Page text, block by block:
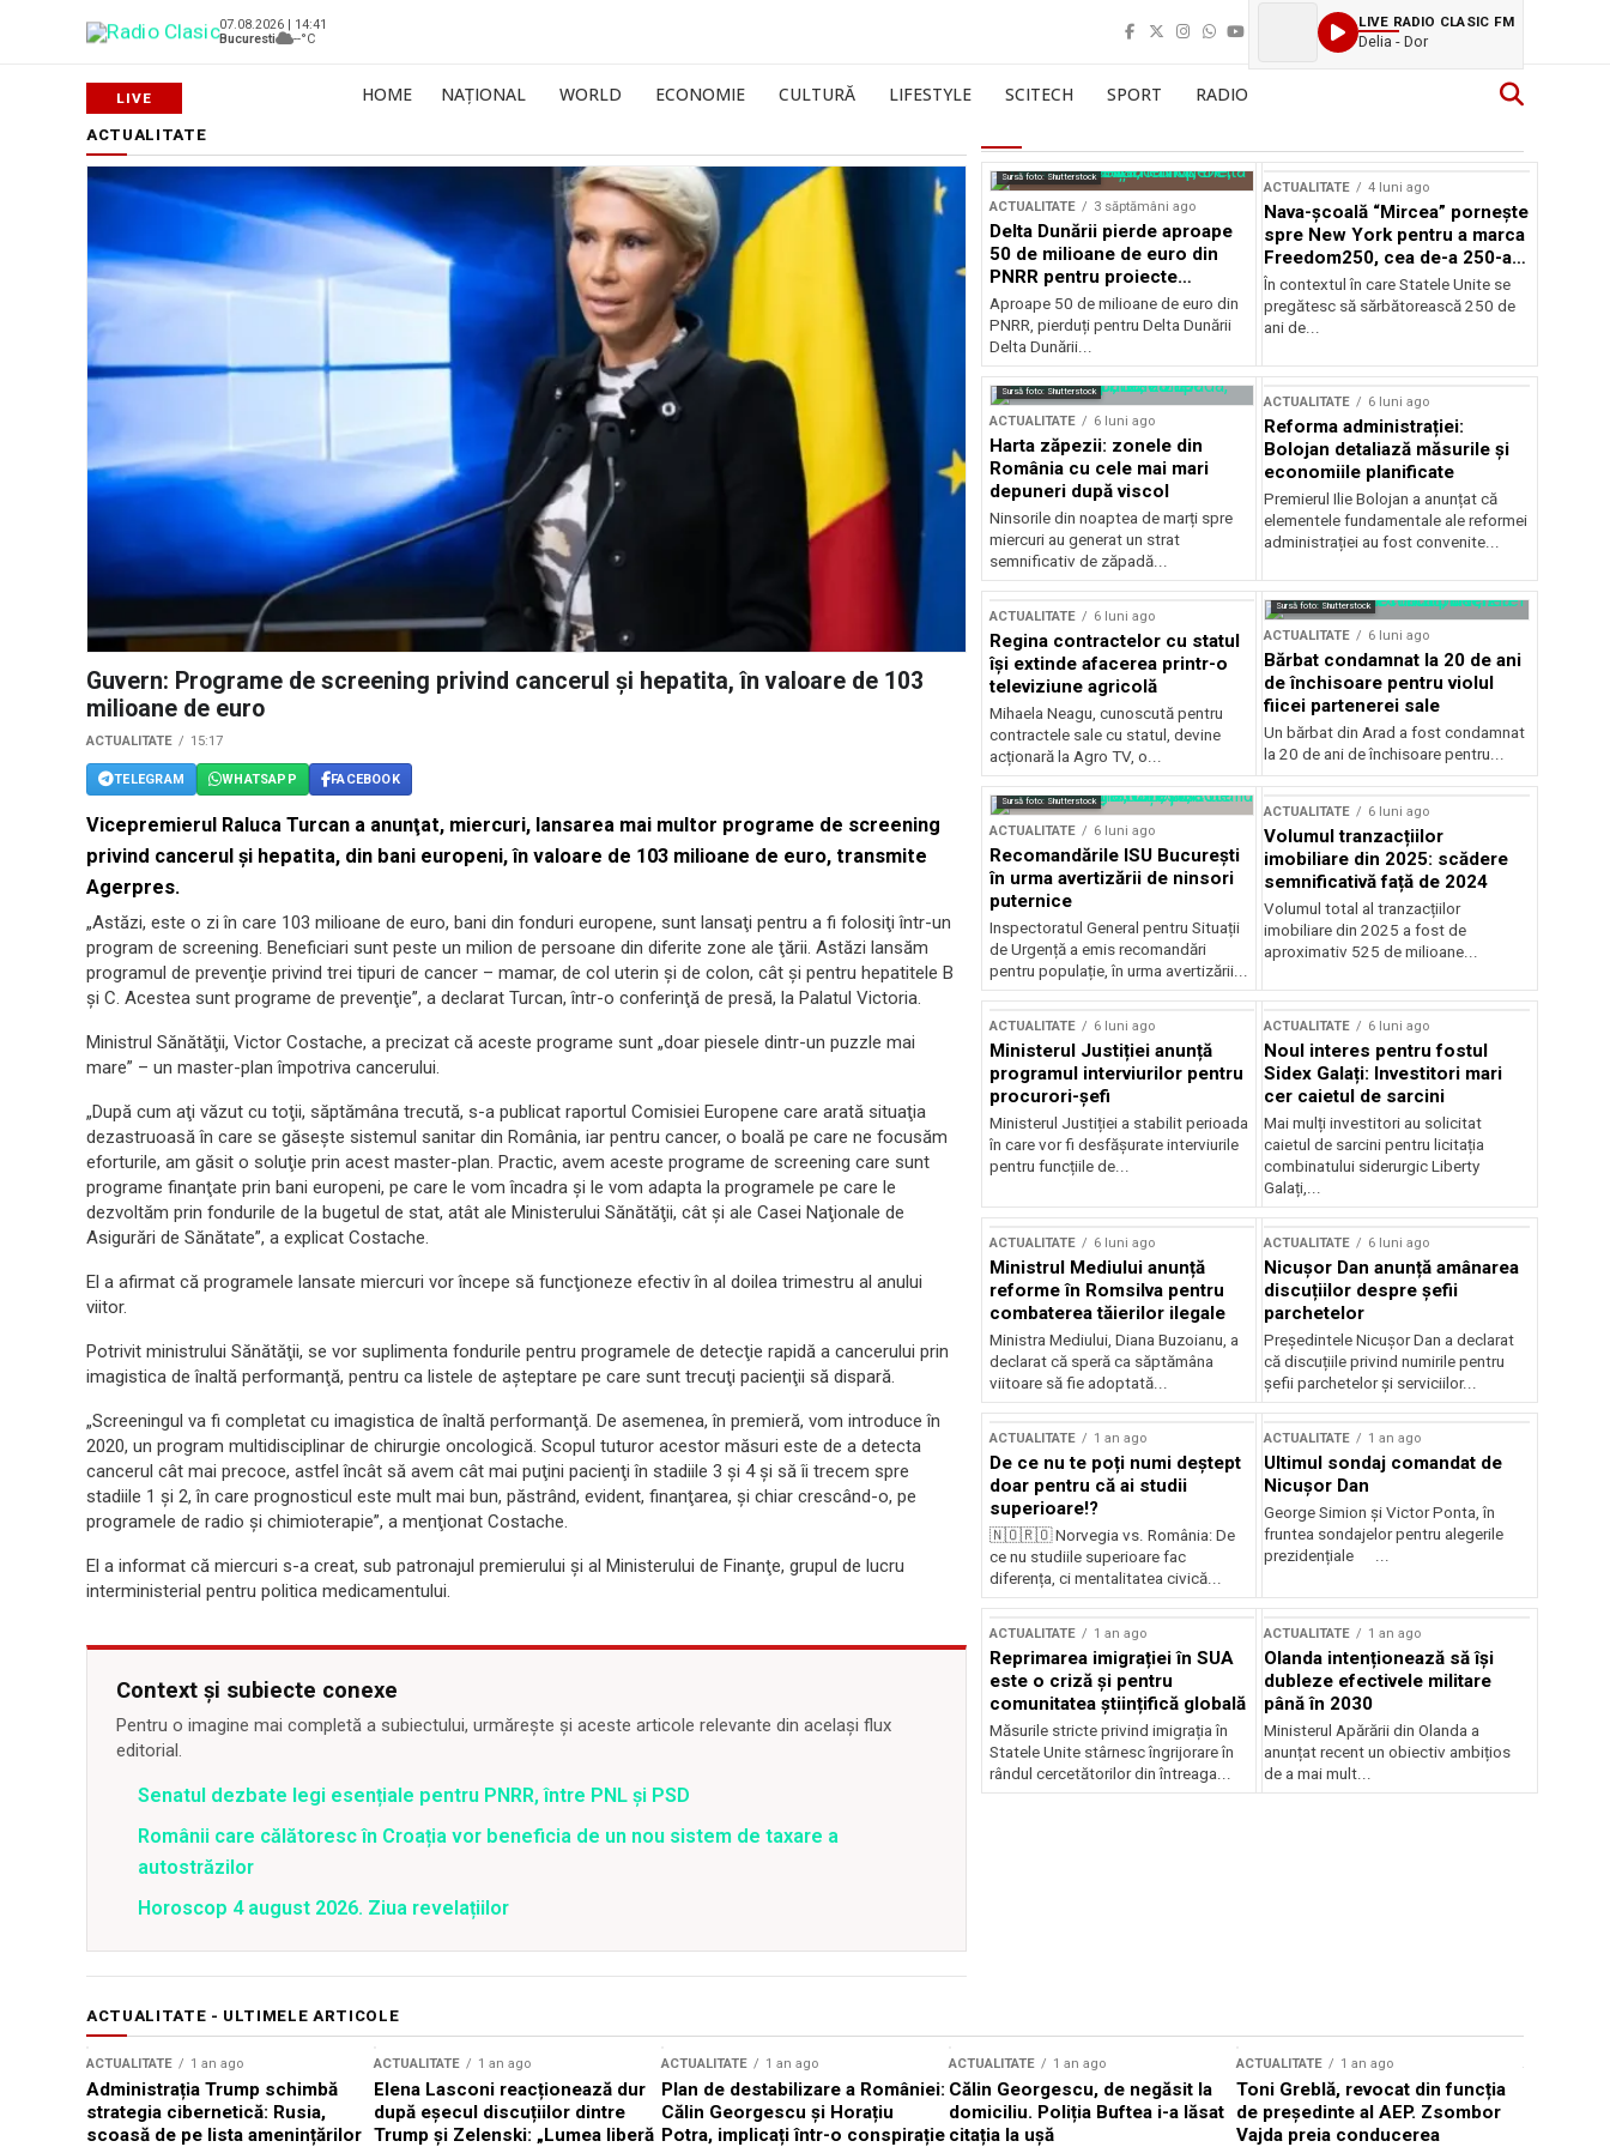
07.08.2026 | 14:41
Bucuresti
--°C
LIVE RADIO CLASIC FM
Delia - Dor
HOME NAȚIONAL WORLD ECONOMIE CULTURĂ LIFESTYLE SCITECH SPORT RADIO
ACTUALITATE
Guvern: Programe de screening privind cancerul şi hepatita, în valoare de 103
milioane de euro
ACTUALITATE 15:17
TELEGRAM WHATSAPP FACEBOOK
Vicepremierul Raluca Turcan a anunţat, miercuri, lansarea mai multor programe de screening
privind cancerul şi hepatita, din bani europeni, în valoare de 103 milioane de euro, transmite
Agerpres.
„Astăzi, este o zi în care 103 milioane de euro, bani din fonduri europene, sunt lansaţi pentru a fi folosiţi într-un
program de screening. Beneficiari sunt peste un milion de persoane din diferite zone ale ţării. Astăzi lansăm
programul de prevenţie privind trei tipuri de cancer – mamar, de col uterin şi de colon, cât şi pentru hepatitele B
şi C. Acestea sunt programe de prevenţie”, a declarat Turcan, într-o conferinţă de presă, la Palatul Victoria.
Ministrul Sănătăţii, Victor Costache, a precizat că aceste programe sunt „doar piesele dintr-un puzzle mai
mare” – un master-plan împotriva cancerului.
„După cum aţi văzut cu toţii, săptămâna trecută, s-a publicat raportul Comisiei Europene care arată situaţia
dezastruoasă în care se găseşte sistemul sanitar din România, iar pentru cancer, o boală pe care ne focusăm
eforturile, am găsit o soluţie prin acest master-plan. Practic, avem aceste programe de screening care sunt
programe finanţate prin bani europeni, pe care le vom încadra şi le vom adapta la programele pe care le
dezvoltăm prin fondurile de la bugetul de stat, atât ale Ministerului Sănătăţii, cât şi ale Casei Naţionale de
Asigurări de Sănătate”, a explicat Costache.
El a afirmat că programele lansate miercuri vor începe să funcţioneze efectiv în al doilea trimestru al anului
viitor.
Potrivit ministrului Sănătăţii, se vor suplimenta fondurile pentru programele de detecţie rapidă a cancerului prin
imagistica de înaltă performanţă, pentru ca listele de aşteptare pe care sunt trecuţi pacienţii să dispară.
„Screeningul va fi completat cu imagistica de înaltă performanţă. De asemenea, în premieră, vom introduce în
2020, un program multidisciplinar de chirurgie oncologică. Scopul tuturor acestor măsuri este de a detecta
cancerul cât mai precoce, astfel încât să avem cât mai puţini pacienţi în stadiile 3 şi 4 şi să îi trecem spre
stadiile 1 şi 2, în care prognosticul este mult mai bun, păstrând, evident, finanţarea, şi chiar crescând-o, pe
programele de radio şi chimioterapie”, a menţionat Costache.
El a informat că miercuri s-a creat, sub patronajul premierului şi al Ministerului de Finanţe, grupul de lucru
interministerial pentru politica medicamentului.
Context și subiecte conexe
Pentru o imagine mai completă a subiectului, urmărește și aceste articole relevante din același flux
editorial.
Senatul dezbate legi esențiale pentru PNRR, între PNL și PSD
Românii care călătoresc în Croația vor beneficia de un nou sistem de taxare a
autostrăzilor
Horoscop 4 august 2026. Ziua revelațiilor
Sursă foto: Shutterstock
ACTUALITATE 3 săptămâni ago
Delta Dunării pierde aproape
50 de milioane de euro din
PNRR pentru proiecte
esențiale
Aproape 50 de milioane de euro din
PNRR, pierduți pentru Delta Dunării
Delta Dunării...
ACTUALITATE 4 luni ago
Nava-școală “Mircea” pornește
spre New York pentru a marca
Freedom250, cea de-a 250-a
aniversare a Statelor Unite
În contextul în care Statele Unite se
pregătesc să sărbătorească 250 de
ani de...
Sursă foto: Shutterstock
ACTUALITATE 6 luni ago
Harta zăpezii: zonele din
România cu cele mai mari
depuneri după viscol
Ninsorile din noaptea de marți spre
miercuri au generat un strat
semnificativ de zăpadă...
ACTUALITATE 6 luni ago
Reforma administrației:
Bolojan detaliază măsurile și
economiile planificate
Premierul Ilie Bolojan a anunțat că
elementele fundamentale ale reformei
administrației au fost convenite...
ACTUALITATE 6 luni ago
Regina contractelor cu statul
își extinde afacerea printr-o
televiziune agricolă
Mihaela Neagu, cunoscută pentru
contractele sale cu statul, devine
acționară la Agro TV, o...
Sursă foto: Shutterstock
ACTUALITATE 6 luni ago
Bărbat condamnat la 20 de ani
de închisoare pentru violul
fiicei partenerei sale
Un bărbat din Arad a fost condamnat
la 20 de ani de închisoare pentru...
Sursă foto: Shutterstock
ACTUALITATE 6 luni ago
Recomandările ISU București
în urma avertizării de ninsori
puternice
Inspectoratul General pentru Situații
de Urgență a emis recomandări
pentru populație, în urma avertizării...
ACTUALITATE 6 luni ago
Volumul tranzacțiilor
imobiliare din 2025: scădere
semnificativă față de 2024
Volumul total al tranzacțiilor
imobiliare din 2025 a fost de
aproximativ 525 de milioane...
ACTUALITATE 6 luni ago
Ministerul Justiției anunță
programul interviurilor pentru
procurori-șefi
Ministerul Justiției a stabilit perioada
în care vor fi desfășurate interviurile
pentru funcțiile de...
ACTUALITATE 6 luni ago
Noul interes pentru fostul
Sidex Galați: Investitori mari
cer caietul de sarcini
Mai mulți investitori au solicitat
caietul de sarcini pentru licitația
combinatului siderurgic Liberty
Galați,...
ACTUALITATE 6 luni ago
Ministrul Mediului anunță
reforme în Romsilva pentru
combaterea tăierilor ilegale
Ministra Mediului, Diana Buzoianu, a
declarat că speră ca săptămâna
viitoare să fie adoptată...
ACTUALITATE 6 luni ago
Nicușor Dan anunță amânarea
discuțiilor despre șefii
parchetelor
Președintele Nicușor Dan a declarat
că discuțiile privind numirile pentru
șefii parchetelor și serviciilor...
ACTUALITATE 1 an ago
De ce nu te poți numi deștept
doar pentru că ai studii
superioare!?
🇳🇴🇷🇴 Norvegia vs. România: De
ce nu studiile superioare fac
diferența, ci mentalitatea civică...
ACTUALITATE 1 an ago
Ultimul sondaj comandat de
Nicușor Dan
George Simion și Victor Ponta, în
fruntea sondajelor pentru alegerile
prezidențiale ...
ACTUALITATE 1 an ago
Reprimarea imigrației în SUA
este o criză și pentru
comunitatea științifică globală
Măsurile stricte privind imigrația în
Statele Unite stârnesc îngrijorare în
rândul cercetătorilor din întreaga...
ACTUALITATE 1 an ago
Olanda intenționează să își
dubleze efectivele militare
până în 2030
Ministerul Apărării din Olanda a
anunțat recent un obiectiv ambițios
de a mai mult...
ACTUALITATE - ULTIMELE ARTICOLE
ACTUALITATE 1 an ago
Administrația Trump schimbă
strategia cibernetică: Rusia,
scoasă de pe lista amenințărilor
ACTUALITATE 1 an ago
Elena Lasconi reacționează dur
după eșecul discuțiilor dintre
Trump și Zelenski: „Lumea liberă
ACTUALITATE 1 an ago
Plan de destabilizare a României:
Călin Georgescu și Horațiu
Potra, implicați într-o conspirație
ACTUALITATE 1 an ago
Călin Georgescu, de negăsit la
domiciliu. Poliția Buftea i-a lăsat
citația la ușă
ACTUALITATE 1 an ago
Toni Greblă, revocat din funcția
de președinte al AEP. Zsombor
Vajda preia conducerea